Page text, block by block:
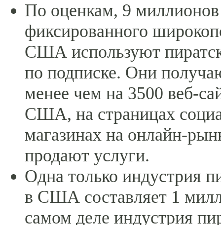
По оценкам, 9 миллионов
фиксированного
США используют
по подписке. Они
менее чем на 3500 веб-
США, на страницах
магазинах на онлайн-
продают услуги.
Одна только индустрия
в США составляет 1
самом деле индустрия